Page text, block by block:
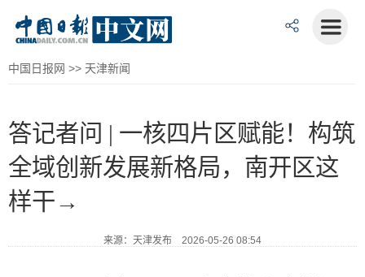
中国日报网 >> 天津新闻
答记者问 | 一核四片区赋能！构筑
全域创新发展新格局，南开区这
样干→
来源：天津发布 2026-05-26 08:54